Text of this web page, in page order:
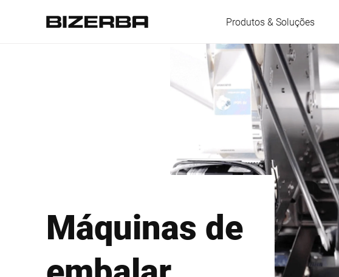
Produtos & Soluções
Áustria
França
Hungria
Polônia
Serbia
Austrália
Máquinas de